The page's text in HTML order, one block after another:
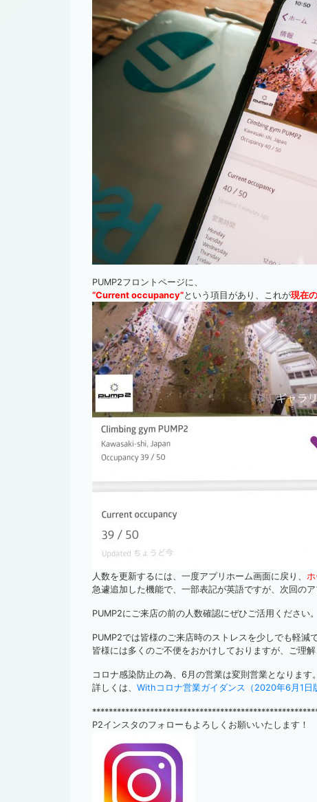
PUMP2フロントページに、
“Current occupancy”という項目があり、これが現在
人数を更新するには、一度アプリホーム画面に戻り、
急遽追加した機能で、一部表記が英語ですが、次回の
PUMP2にご来店の前の人数確認にぜひご活用ください。
PUMP2では皆様のご来店時のストレスを少しでも軽減
皆様には多くのご不便をおかけしておりますが、ご理
コロナ感染防止の為、6月の営業は変則営業となります。
詳しくは、 Withコロナ営業ガイダンス（2020年6月1日
P2インスタのフォローもよろしくお願いいたします！